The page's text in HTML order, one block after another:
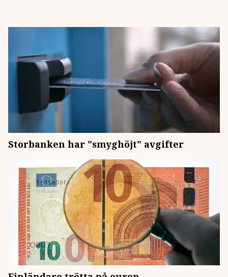
Storbanken har "smyghöjt" avgifter